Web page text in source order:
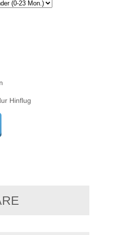
Hinflug